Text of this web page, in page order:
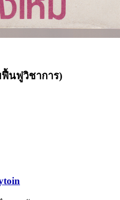
ฟื้นฟูวิชาการ)